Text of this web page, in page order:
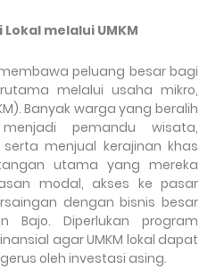
melalui UMKM
peluang besar bagi
melalui usaha mikro,
Banyak warga yang beralih
pemandu wisata,
menjual kerajinan khas
utama yang mereka
modal, akses ke pasar
dengan bisnis besar
Bajo. Diperlukan program
agar UMKM lokal dapat
oleh investasi asing.